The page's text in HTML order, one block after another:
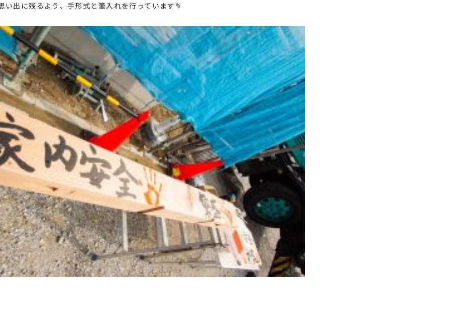
い出に残るよう、手形式と筆入れを行っています✎